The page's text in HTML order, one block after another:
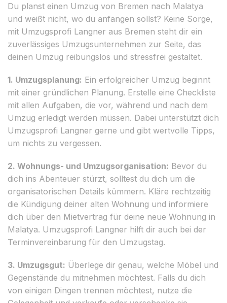
Du planst einen Umzug von Bremen nach Malatya
und weißt nicht, wo du anfangen sollst? Keine Sorge,
mit Umzugsprofi Langner aus Bremen steht dir ein
zuverlässiges Umzugsunternehmen zur Seite, das
deinen Umzug reibungslos und stressfrei gestaltet.
1. Umzugsplanung: Ein erfolgreicher Umzug beginnt
mit einer gründlichen Planung. Erstelle eine Checkliste
mit allen Aufgaben, die vor, während und nach dem
Umzug erledigt werden müssen. Dabei unterstützt dich
Umzugsprofi Langner gerne und gibt wertvolle Tipps,
um nichts zu vergessen.
2. Wohnungs- und Umzugsorganisation: Bevor du
dich ins Abenteuer stürzt, solltest du dich um die
organisatorischen Details kümmern. Kläre rechtzeitig
die Kündigung deiner alten Wohnung und informiere
dich über den Mietvertrag für deine neue Wohnung in
Malatya. Umzugsprofi Langner hilft dir auch bei der
Terminvereinbarung für den Umzugstag.
3. Umzugsgut: Überlege dir genau, welche Möbel und
Gegenstände du mitnehmen möchtest. Falls du dich
von einigen Dingen trennen möchtest, nutze die